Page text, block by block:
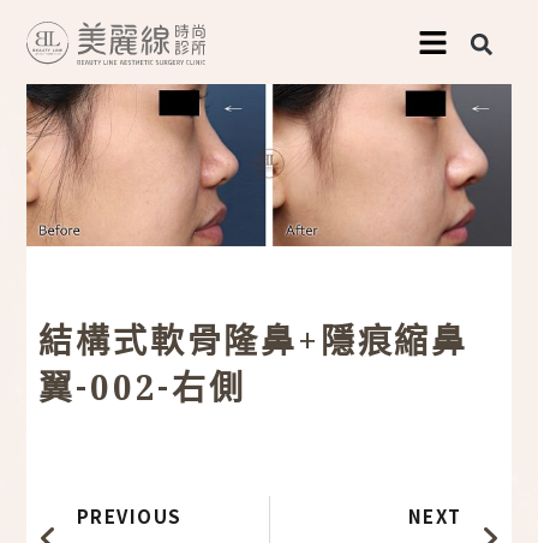
結構式軟骨隆鼻+隱痕縮鼻
翼-002-右側
PREVIOUS
NEXT